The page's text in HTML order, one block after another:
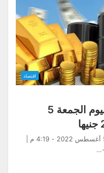
اقتصاد
نشرة الشروق الاقتصادية ليوم الجمعة 5
إعداد- أميرة عاصي: نشر في: الجمعة 5 أغسطس 2022 - 4:19 م |